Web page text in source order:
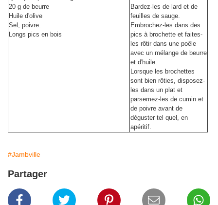
20 g de beurre
Huile d'olive
Sel, poivre.
Longs pics en bois
Bardez-les de lard et de
feuilles de sauge.
Embrochez-les dans des
pics à brochette et faites-
les rôtir dans une poêle
avec un mélange de beurre
et d'huile.
Lorsque les brochettes
sont bien rôties, disposez-
les dans un plat et
parsemez-les de cumin et
de poivre avant de
déguster tel quel, en
apéritif.
#Jambville
Partager